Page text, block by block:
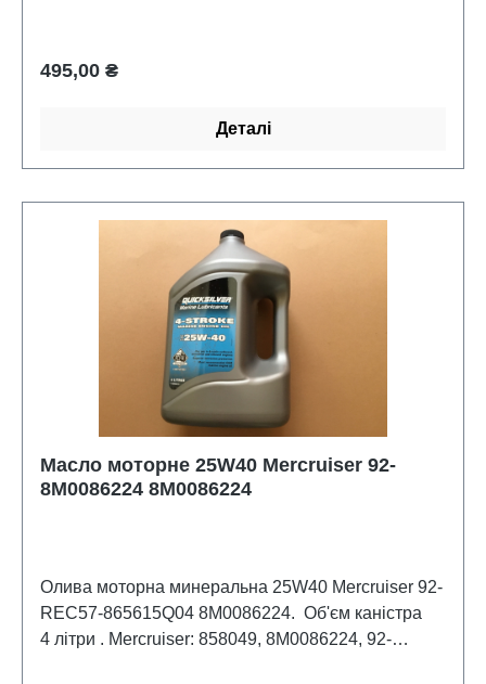
Звичайна ціна:
495,00 ₴
Деталі
Масло моторне 25W40 Mercruiser 92-
8M0086224 8M0086224
Олива моторна минеральна 25W40 Mercruiser 92-
REC57-865615Q04 8M0086224. Об'єм каністра
4 літри . Mercruiser: 858049, 8M0086224, 92-